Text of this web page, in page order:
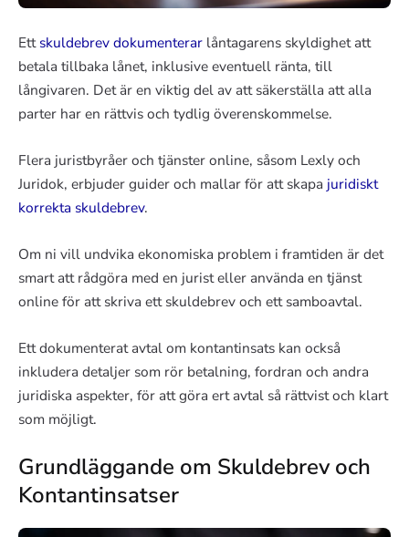
Ettskuldebrev dokumenterar låntagarens skyldighet att
betala tillbaka lånet, inklusive eventuell ränta, till
långivaren. Det är en viktig del av att säkerställa att alla
parter har en rättvis och tydlig överenskommelse.
Flera juristbyråer och tjänster online, såsom Lexly och
Juridok, erbjuder guider och mallar för att skapa juridiskt
korrekta skuldebrev.
Om ni vill undvika ekonomiska problem i framtiden är det
smart att rådgöra med en jurist eller använda en tjänst
online för att skriva ett skuldebrev och ett samboavtal.
Ett dokumenterat avtal om kontantinsats kan också
inkludera detaljer som rör betalning, fordran och andra
juridiska aspekter, för att göra ert avtal så rättvist och klart
som möjligt.
Grundläggande om Skuldebrev och
Kontantinsatser